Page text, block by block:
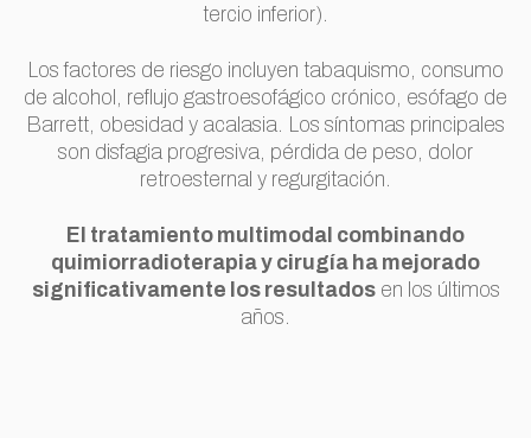
tercio inferior).
Los factores de riesgo incluyen tabaquismo, consumo
de alcohol, reflujo gastroesofágico crónico, esófago de
Barrett, obesidad y acalasia. Los síntomas principales
son disfagia progresiva, pérdida de peso, dolor
retroesternal y regurgitación.
El tratamiento multimodal combinando
quimiorradioterapia y cirugía ha mejorado
significativamente los resultadosen los últimos
años.